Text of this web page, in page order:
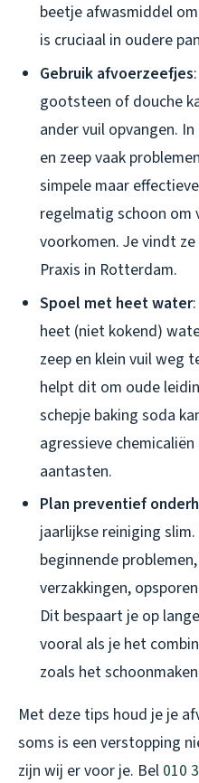
beetje afwasmiddel
is cruciaal in oudere
Gebruik afvoerzeefjes
gootsteen of douche
ander vuil opvangen.
en zeep vaak
simpele maar
regelmatig schoon om
voorkomen. Je vindt
Praxis in Rotterdam.
Spoel met heet water
heet (niet kokend)
zeep en klein vuil weg
helpt dit om oude
schepje baking soda
agressieve
aantasten.
Plan preventief
jaarlijkse reiniging
beginnende
verzakkingen,
Dit bespaart je op
vooral als je het
zoals het
Met deze tips houd je je
soms is een verstopping
zijn wij er voor je. Bel 010